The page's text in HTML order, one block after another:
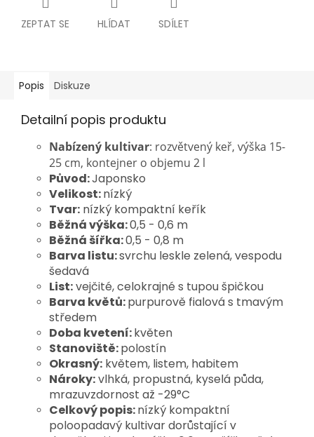
ZEPTAT SE HLÍDAT SDÍLET
Popis Diskuze
Detailní popis produktu
Nabízený kultivar: rozvětvený keř, výška 15-
25 cm, kontejner o objemu 2 l
Původ:Japonsko
Velikost:nízký
Tvar: nízký kompaktní keřík
Běžná výška:0,5 - 0,6 m
Běžná šířka:0,5 - 0,8 m
Barva listu:svrchu leskle zelená, vespodu
šedavá
List:vejčité, celokrajné s tupou špičkou
Barva květů:purpurově fialová s tmavým
středem
Doba kvetení:květen
Stanoviště:polostín
Okrasný: květem, listem, habitem
Nároky:vlhká, propustná, kyselá půda,
mrazuvzdornost až -29°C
Celkový popis:nízký kompaktní
poloopadavý kultivar dorůstající v